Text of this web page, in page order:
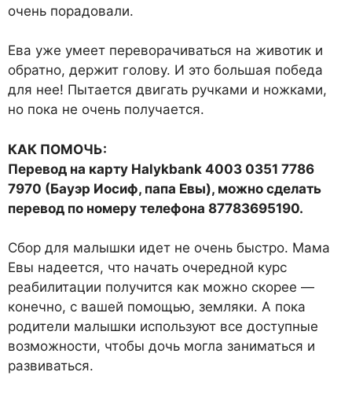
очень порадовали.
Ева уже умеет переворачиваться на животик и
обратно, держит голову. И это большая победа
для нее! Пытается двигать ручками и ножками,
но пока не очень получается.
КАК ПОМОЧЬ:
Перевод на карту Halykbank 4003 0351 7786
7970 (Бауэр Иосиф, папа Евы), можно сделать
перевод по номеру телефона 87783695190.
Сбор для малышки идет не очень быстро. Мама
Евы надеется, что начать очередной курс
реабилитации получится как можно скорее —
конечно, с вашей помощью, земляки. А пока
родители малышки используют все доступные
возможности, чтобы дочь могла заниматься и
развиваться.